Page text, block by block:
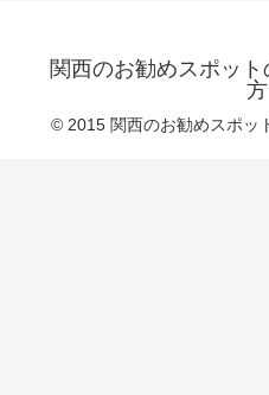
関西のお勧めスポッ
方
© 2015 関西のお勧めスポッ